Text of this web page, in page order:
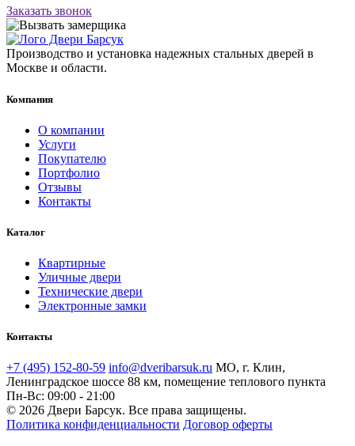
Заказать звонок
Производство и установка надежных стальных дверей в
Москве и области.
Компания
О компании
Услуги
Покупателю
Портфолио
Отзывы
Контакты
Каталог
Квартирные
Уличные двери
Технические двери
Электронные замки
Контакты
+7 (495) 152-80-59 info@dveribarsuk.ru МО, г. Клин,
Ленинградское шоссе 88 км, помещение теплового пункта
Пн-Вс: 09:00 - 21:00
© 2026 Двери Барсук. Все права защищены.
Политика конфиденциальности Договор оферты